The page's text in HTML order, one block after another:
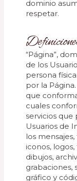
dominio
respetar.
“Página”,
de los
persona
por la
que
cuales
servicios que
Usuarios de
los
iconos,
dibujos,
grabaciones,
gráfico y